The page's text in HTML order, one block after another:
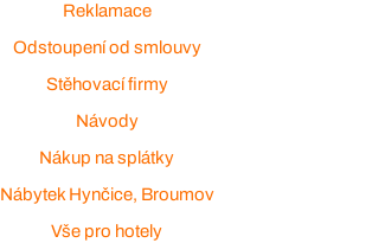
Reklamace
Odstoupení od smlouvy
Stěhovací firmy
Návody
Nákup na splátky
Nábytek Hynčice, Broumov
Vše pro hotely